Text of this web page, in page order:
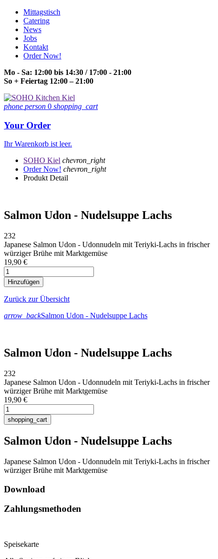
Mittagstisch
Catering
News
Jobs
Kontakt
Order Now!
Mo - Sa: 12:00 bis 14:30 / 17:00 - 21:00
So + Feiertag 12:00 – 21:00
phone person 0 shopping_cart
Your Order
Ihr Warenkorb ist leer.
SOHO Kiel chevron_right
Order Now! chevron_right
Produkt Detail
Salmon Udon - Nudelsuppe Lachs
232
Japanese Salmon Udon - Udonnudeln mit Teriyki-Lachs in frischer
würziger Brühe mit Marktgemüse
19,90 €
Zurück zur Übersicht
arrow_backSalmon Udon - Nudelsuppe Lachs
Salmon Udon - Nudelsuppe Lachs
232
Japanese Salmon Udon - Udonnudeln mit Teriyki-Lachs in frischer
würziger Brühe mit Marktgemüse
19,90 €
Salmon Udon - Nudelsuppe Lachs
Japanese Salmon Udon - Udonnudeln mit Teriyki-Lachs in frischer
würziger Brühe mit Marktgemüse
Download
Zahlungsmethoden
Speisekarte